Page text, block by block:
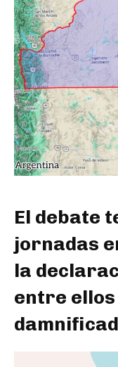
El debate
jornadas
la
entre